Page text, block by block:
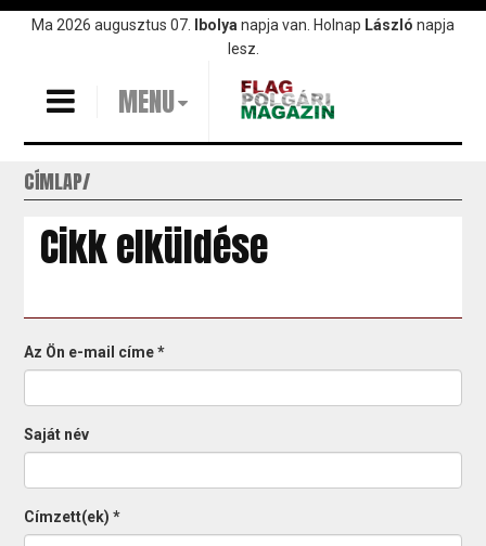
UgrásMa 2026 augusztus 07. Ibolya napja van. Holnap László napja
lesz.
MENU
CÍMLAP
Cikk elküldése
Az Ön e-mail címe*
Saját név
Címzett(ek)*